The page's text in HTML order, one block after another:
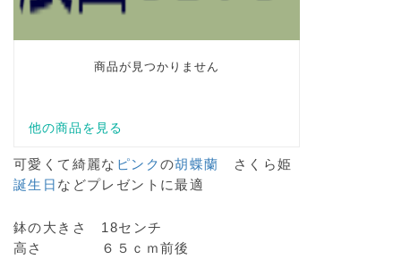
可愛くて綺麗な ピンクの胡蝶蘭 さくら姫
誕生日 などプレゼントに最適
鉢の大きさ 18センチ
高さ ６５ｃｍ前後